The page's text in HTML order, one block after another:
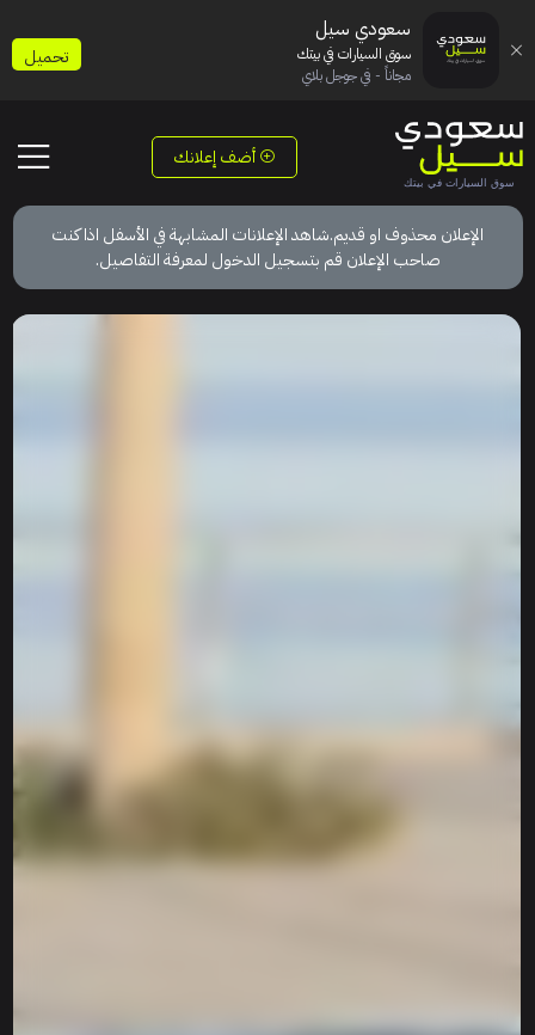
أضف إعلانك
الإعلان محذوف او قديم.شاهد الإعلانات المشابهة في الأسفل اذا كنت
صاحب الإعلان قم بتسجيل الدخول لمعرفة التفاصيل.
سعودي سيل
سوق السيارات في بيتك
مجاناً - في جوجل بلاي
تحميل